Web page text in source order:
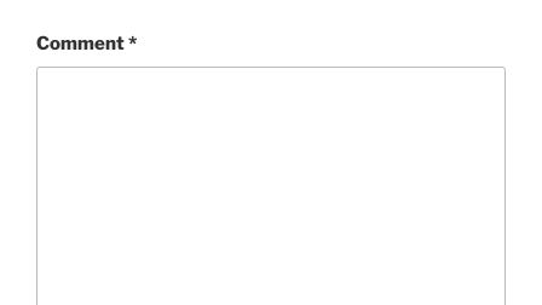
Comment*